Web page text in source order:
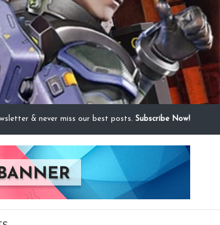
& never miss our best posts. Subscribe Now!